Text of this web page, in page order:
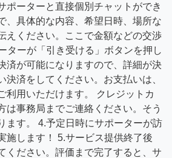
ポーターと直接個別チャットができ
、具体的な内容、希望日時、場所な
えください。ここで金額などの交渉
ターが「引き受ける」ボタンを押し
済が可能になりますので、詳細が決
決済をしてください。お支払いは、
利用いただけます。 クレジットカ
は事務局までご連絡ください。そう
ます。 4.予定日時にサポーターが訪
施します！ 5.サービス提供終了後
ください。評価まで完了すると、サ